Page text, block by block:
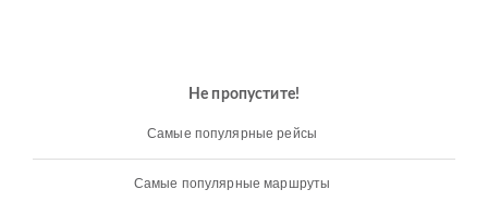
Не пропустите!
Самые популярные рейсы
Самые популярные маршруты